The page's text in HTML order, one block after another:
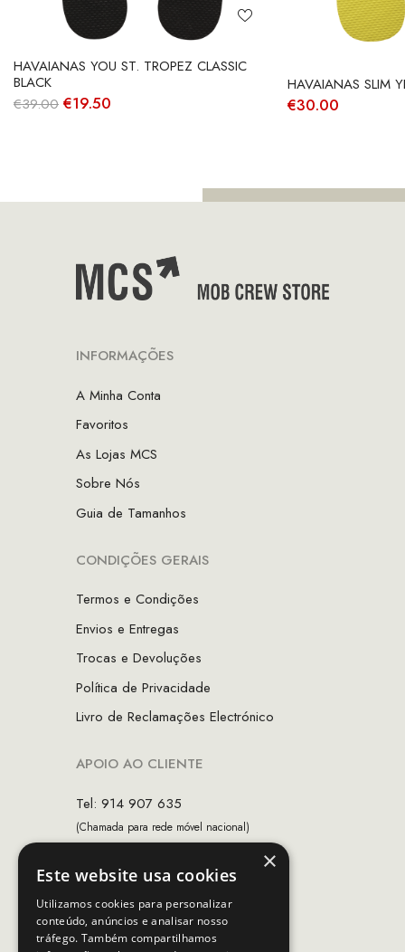
HAVAIANAS YOU ST. TROPEZ CLASSIC
BLACK
€39.00 O
€19.50
HAVAIANAS SLIM
€30.00
INFORMAÇÕES
A Minha Conta
Favoritos
As Lojas MCS
Sobre Nós
Guia de Tamanhos
CONDIÇÕES GERAIS
Termos e Condições
Envios e Entregas
Trocas e Devoluções
Política de Privacidade
Livro de Reclamações Electrónico
APOIO AO CLIENTE
Tel: 914 907 635
(Chamada para rede móvel nacional)
Horário de contacto:
Dias úteis das 10h as 19h
×
Este website usa cookies
Utilizamos cookies para personalizar
conteúdo, anúncios e analisar nosso
tráfego. Também compartilhamos